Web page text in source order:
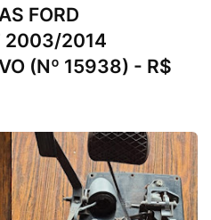
FORD
2003/2014
(Nº 15938) - R$